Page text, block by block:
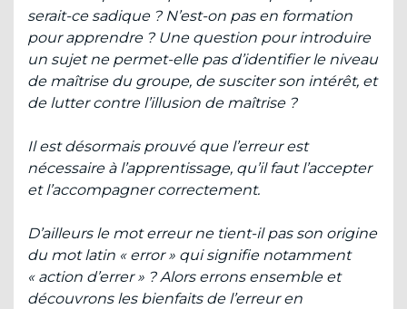
serait-ce sadique ? N’est-on pas en formation
pour apprendre ? Une question pour introduire
un sujet ne permet-elle pas d’identifier le niveau
de maîtrise du groupe, de susciter son intérêt, et
de lutter contre l’illusion de maîtrise ?
Il est désormais prouvé que l’erreur est
nécessaire à l’apprentissage, qu’il faut l’accepter
et l’accompagner correctement.
D’ailleurs le mot erreur ne tient-il pas son origine
du mot latin « error » qui signifie notamment
« action d’errer » ? Alors errons ensemble et
découvrons les bienfaits de l’erreur en